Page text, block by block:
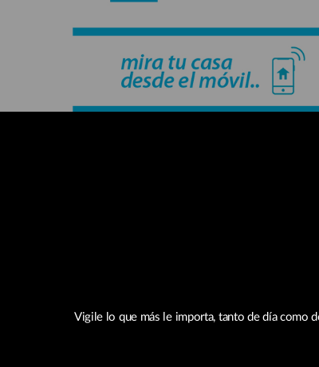
Vigile lo que más le importa, tanto de día como